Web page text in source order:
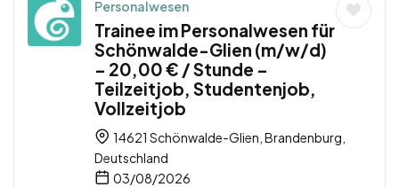
Personalwesen
Trainee im Personalwesen für
Schönwalde-Glien (m/w/d)
– 20,00 € / Stunde –
Teilzeitjob, Studentenjob,
Vollzeitjob
14621 Schönwalde-Glien, Brandenburg,
Deutschland
03/08/2026